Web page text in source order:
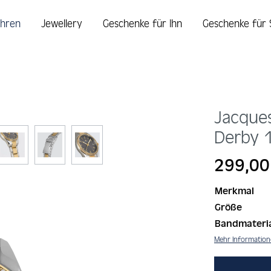
Jewellery Geschenke für Ihn Geschenke für
Derby
Regulärer
Merkmal
Größe
Mehr